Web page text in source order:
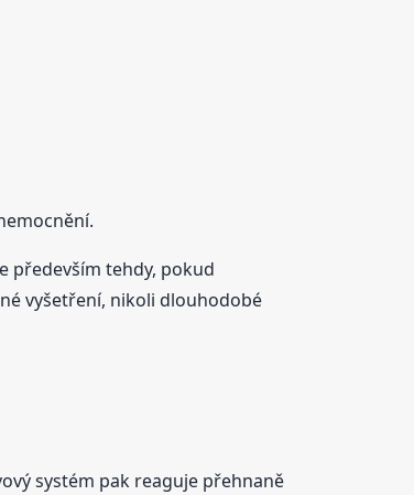
především tehdy, pokud
vyšetření, nikoli dlouhodobé
systém pak reaguje přehnaně